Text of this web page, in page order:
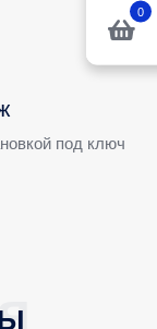
0
под ключ